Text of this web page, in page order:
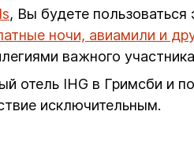
, Вы будете
ночи, авиамили и
важного
отель IHG в Гримсби и
исключительным.